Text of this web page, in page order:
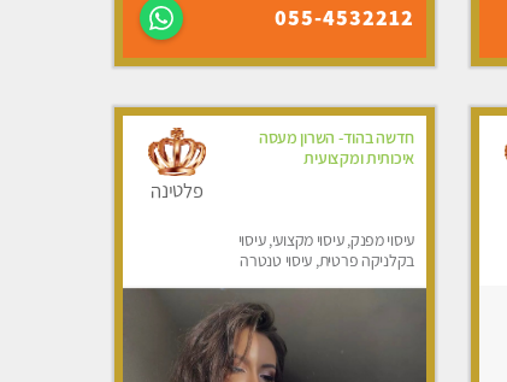
055-4532212
חדשה בהוד- השרון מעסה
איכותית ומקצועית
עיסוי מפנק, עיסוי מקצועי, עיסוי
בקלניקה פרטית, עיסוי טנטרה
פלטינה